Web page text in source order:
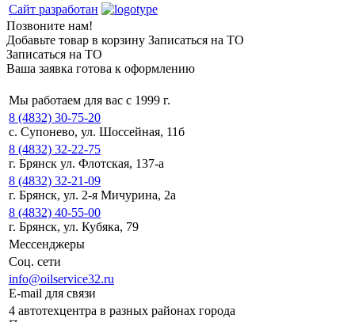
Сайт разработан
Позвоните нам!
Добавьте товар в корзину Записаться на ТО
Записаться на ТО
Ваша заявка готова к оформлению
Мы работаем для вас с 1999 г.
8 (4832) 30-75-20
с. Супонево, ул. Шоссейная, 11б
8 (4832) 32-22-75
г. Брянск ул. Флотская, 137-а
8 (4832) 32-21-09
г. Брянск, ул. 2-я Мичурина, 2а
8 (4832) 40-55-00
г. Брянск, ул. Кубяка, 79
Мессенджеры
Соц. сети
info@oilservice32.ru
E-mail для связи
4 автотехцентра в разных районах города